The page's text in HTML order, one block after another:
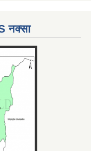
नक्सा